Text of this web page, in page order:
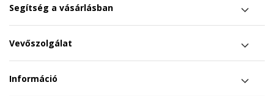
Segítség a vásárlásban
Vevőszolgálat
Információ